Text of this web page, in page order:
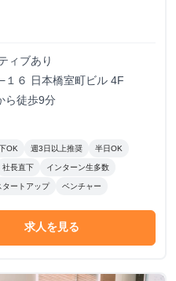
ィブあり
１６ 日本橋室町ビル 4F
ら徒歩9分
OK 週3日以上推奨 半日OK
社長直下 インターン生多数
タートアップ ベンチャー
求人を見る